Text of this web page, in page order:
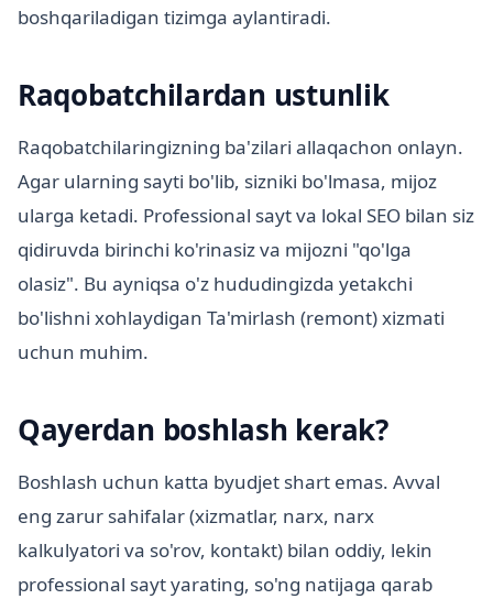
boshqariladigan tizimga aylantiradi.
Raqobatchilardan ustunlik
Raqobatchilaringizning ba'zilari allaqachon onlayn.
Agar ularning sayti bo'lib, sizniki bo'lmasa, mijoz
ularga ketadi. Professional sayt va lokal SEO bilan siz
qidiruvda birinchi ko'rinasiz va mijozni "qo'lga
olasiz". Bu ayniqsa o'z hududingizda yetakchi
bo'lishni xohlaydigan Ta'mirlash (remont) xizmati
uchun muhim.
Qayerdan boshlash kerak?
Boshlash uchun katta byudjet shart emas. Avval
eng zarur sahifalar (xizmatlar, narx, narx
kalkulyatori va so'rov, kontakt) bilan oddiy, lekin
professional sayt yarating, so'ng natijaga qarab